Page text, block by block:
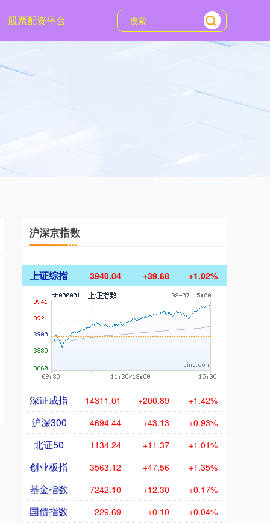
股票配资平台
沪深京指数
上证综指 3940.04 +39.68 +1.02%
深证成指 14311.01 +200.89 +1.42%
沪深300 4694.44 +43.13 +0.93%
北证50 1134.24 +11.37 +1.01%
创业板指 3563.12 +47.56 +1.35%
基金指数 7242.10 +12.30 +0.17%
国债指数 229.69 +0.10 +0.04%